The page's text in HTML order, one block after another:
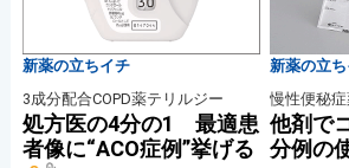
新薬の立ちイチ
3成分配合COPD薬テリルジー
処方医の4分の1 最適患
者像に“ACO症例”挙げる
新薬の立
慢性便秘
他剤で
分例の